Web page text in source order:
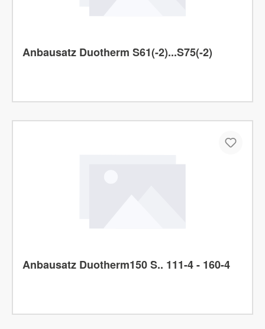
Anbausatz Duotherm S61(-2)...S75(-2)
Anbausatz Duotherm150 S.. 111-4 - 160-4